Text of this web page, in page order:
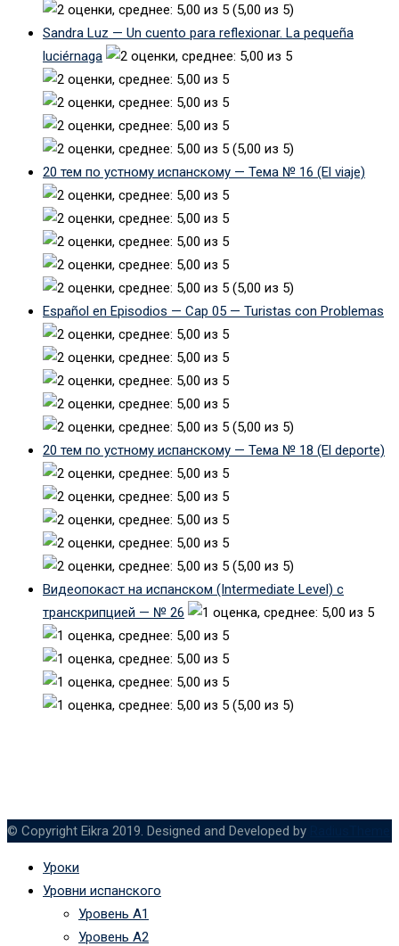
(5,00 из 5)
Sandra Luz — Un cuento para reflexionar. La pequeña
luciérnaga
(5,00 из 5)
20 тем по устному испанскому — Тема № 16 (El viaje)
(5,00 из 5)
Español en Episodios — Cap 05 — Turistas con Problemas
(5,00 из 5)
20 тем по устному испанскому — Тема № 18 (El deporte)
(5,00 из 5)
Видеопокаст на испанском (Intermediate Level) с
транскрипцией — № 26
(5,00 из 5)
© Copyright Eikra 2019. Designed and Developed by
Уроки
Уровни испанского
Уровень А1
Уровень А2